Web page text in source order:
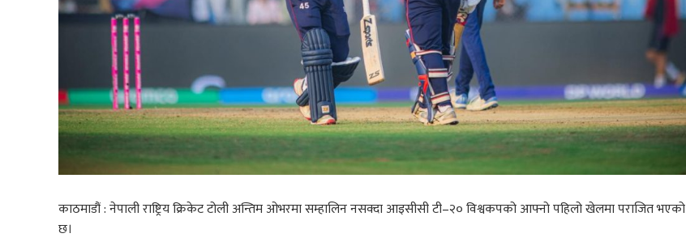
काठमाडौं : नेपाली राष्ट्रिय क्रिकेट टोली अन्तिम ओभरमा सम्हालिन नसक्दा आइसीसी टी–२० विश्वकपको आफ्नो पहिलो खेलमा पराजित भएको
छ।